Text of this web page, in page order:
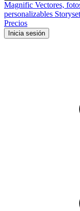
Magnific Vectores,
personalizables Storyset
Precios
Inicia sesión